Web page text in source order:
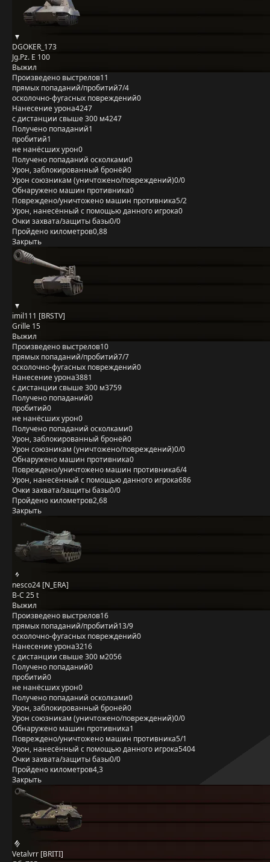
DGOKER_173
Jg.Pz. E 100
Выжил
Произведено выстрелов11
прямых попаданий/пробитий7/4
осколочно-фугасных повреждений0
Нанесение урона4247
с дистанции свыше 300 м4247
Получено попаданий1
пробитий1
не нанёсших урон0
Получено попаданий осколками0
Урон, заблокированный бронёй0
Урон союзникам (уничтожено/повреждений)0/0
Обнаружено машин противника0
Повреждено/уничтожено машин противника5/2
Урон, нанесённый с помощью данного игрока0
Очки захвата/защиты базы0/0
Пройдено километров0,88
Закрыть
imil111 [BRSTV]
Grille 15
Выжил
Произведено выстрелов10
прямых попаданий/пробитий7/7
осколочно-фугасных повреждений0
Нанесение урона3881
с дистанции свыше 300 м3759
Получено попаданий0
пробитий0
не нанёсших урон0
Получено попаданий осколками0
Урон, заблокированный бронёй0
Урон союзникам (уничтожено/повреждений)0/0
Обнаружено машин противника0
Повреждено/уничтожено машин противника6/4
Урон, нанесённый с помощью данного игрока686
Очки захвата/защиты базы0/0
Пройдено километров2,68
Закрыть
nesco24 [N_ERA]
B-C 25 t
Выжил
Произведено выстрелов16
прямых попаданий/пробитий13/9
осколочно-фугасных повреждений0
Нанесение урона3216
с дистанции свыше 300 м2056
Получено попаданий0
пробитий0
не нанёсших урон0
Получено попаданий осколками0
Урон, заблокированный бронёй0
Урон союзникам (уничтожено/повреждений)0/0
Обнаружено машин противника1
Повреждено/уничтожено машин противника5/1
Урон, нанесённый с помощью данного игрока5404
Очки захвата/защиты базы0/0
Пройдено километров4,3
Закрыть
Vetalvrr [BRITI]